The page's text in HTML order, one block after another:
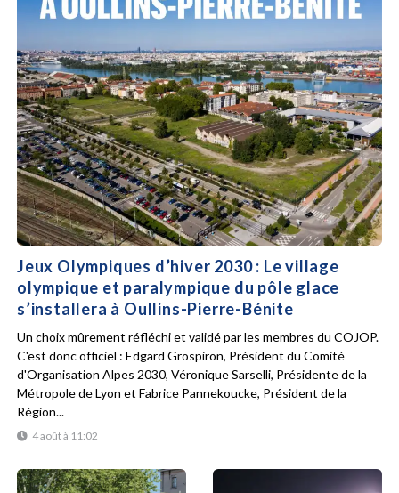
Jeux Olympiques d’hiver 2030 : Le village
olympique et paralympique du pôle glace
s’installera à Oullins-Pierre-Bénite
4 août à 11:02
Un choix mûrement réfléchi et validé par les membres du COJOP.
C'est donc officiel : Edgard Grospiron, Président du Comité
d'Organisation Alpes 2030, Véronique Sarselli, Présidente de la
Métropole de Lyon et Fabrice Pannekoucke, Président de la
Région...